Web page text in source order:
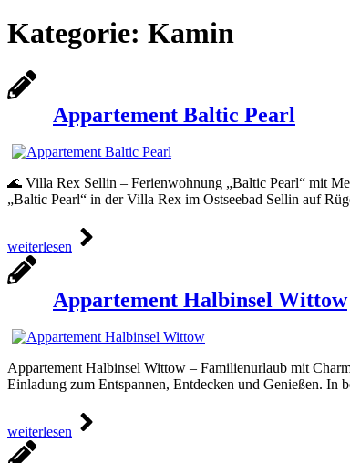
Kategorie: Kamin
Appartement Baltic Pearl
🌊 Villa Rex Sellin – Ferienwohnung „Baltic Pearl“ mit
„Baltic Pearl“ in der Villa Rex im Ostseebad Sellin auf
weiterlesen
Appartement Halbinsel Wittow
Appartement Halbinsel Wittow – Familienurlaub mit
Einladung zum Entspannen, Entdecken und Genießen.
weiterlesen